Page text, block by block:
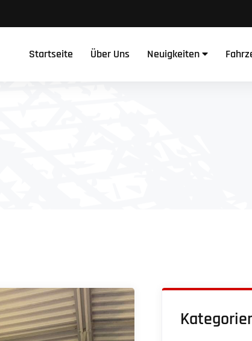
Startseite Über Uns Neuigkeiten